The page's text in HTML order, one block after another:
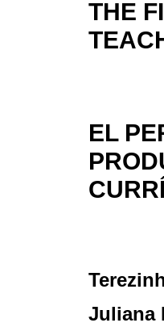
THE
EL
Juliana